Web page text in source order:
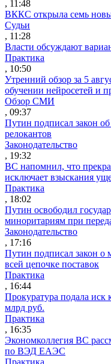
, 11:48
ВККС открыла семь
Судьи
, 11:28
Власти обсуждают
Практика
, 10:50
Утренний обзор за 5
обучении нейросетей и
Обзор СМИ
, 09:37
Путин подписал закон
релокантов
Законодательство
, 19:32
ВС напомнил, что
исключает взыскания
Практика
, 18:02
Путин освободил
миноритариям при
Законодательство
, 17:16
Путин подписал закон о
всей цепочке поставок
Практика
, 16:44
Прокуратура подала
млрд руб.
Практика
, 16:35
Экономколлегия ВС
по ВЭД ЕАЭС
Практика